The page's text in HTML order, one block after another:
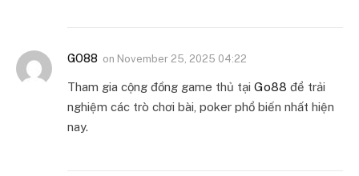
GO88 on November 25, 2025 04:22
Tham gia cộng đồng game thủ tại Go88 để trải
nghiệm các trò chơi bài, poker phổ biến nhất hiện
nay.